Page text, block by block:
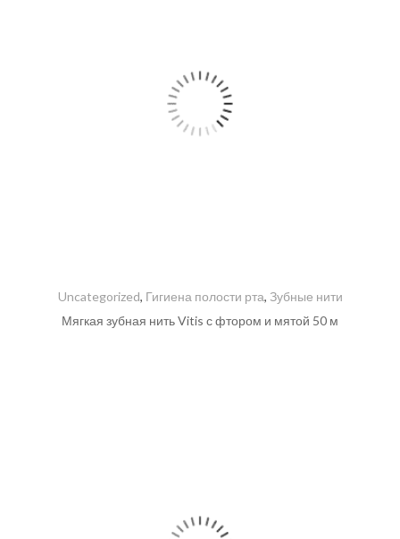
Uncategorized, Гигиена полости рта, Зубные нити
Мягкая зубная нить Vitis с фтором и мятой 50 м